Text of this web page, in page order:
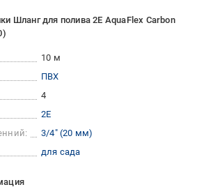
Шланг для полива 2E AquaFlex Carbon
10 м
ПВХ
4
2E
3/4" (20 мм)
для сада